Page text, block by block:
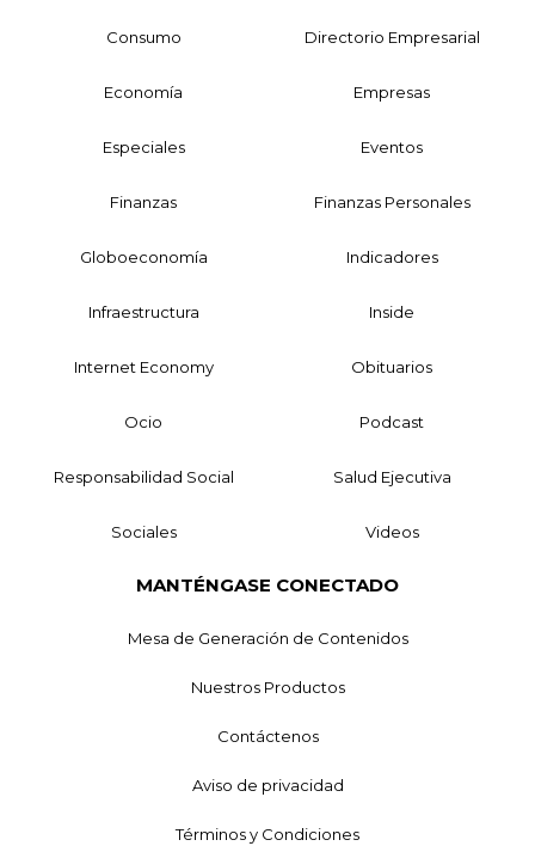
Consumo Directorio Empresarial
Economía Empresas
Especiales Eventos
Finanzas Finanzas Personales
Globoeconomía Indicadores
Infraestructura Inside
Internet Economy Obituarios
Ocio Podcast
Responsabilidad Social Salud Ejecutiva
Sociales Videos
MANTÉNGASE CONECTADO
Mesa de Generación de Contenidos
Nuestros Productos
Contáctenos
Aviso de privacidad
Términos y Condiciones